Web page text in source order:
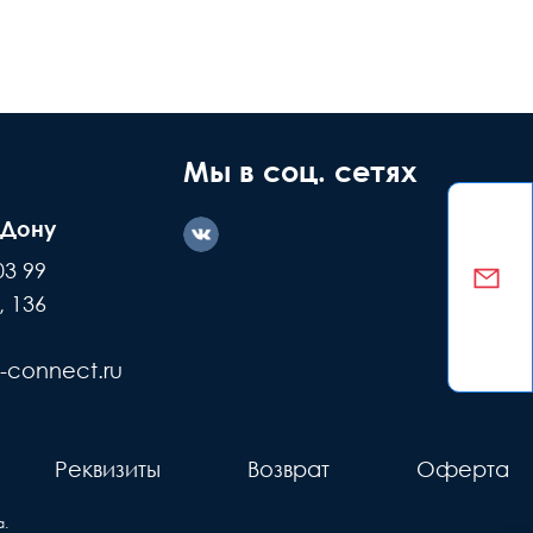
детали +
Делаем обмен
99
136
connect.ru
Мы в соц. сетях
Реквизиты Возврат Оферта